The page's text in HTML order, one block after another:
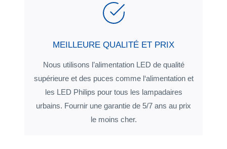
MEILLEURE QUALITÉ ET PRIX
Nous utilisons l’alimentation LED de qualité
supérieure et des puces comme l‘alimentation et
les LED Philips pour tous les lampadaires
urbains. Fournir une garantie de 5/7 ans au prix
le moins cher.